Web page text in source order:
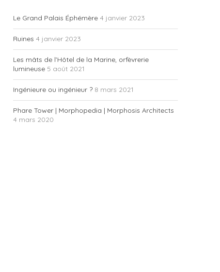
Le Grand Palais Éphémère 4 janvier 2023
Ruines 4 janvier 2023
Les mâts de l’Hôtel de la Marine, orfèvrerie
lumineuse 5 août 2021
Ingénieure ou ingénieur ? 8 mars 2021
Phare Tower | Morphopedia | Morphosis Architects
4 mars 2020